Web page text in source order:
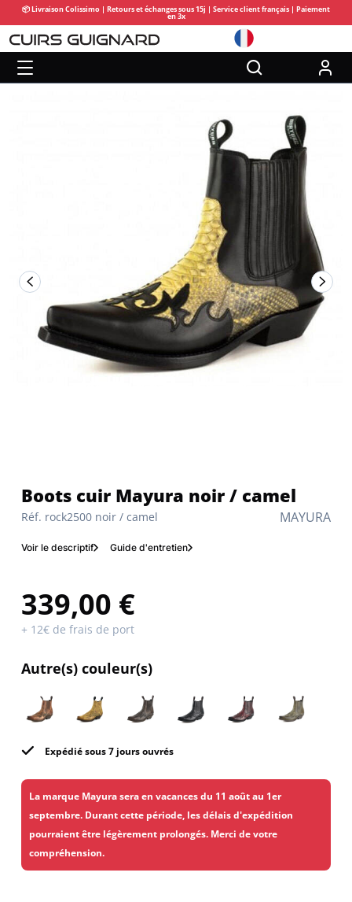
📦 Livraison Colissimo | Retours et échanges sous 15j | Service client français | Paiement
en 3x
MAYURA
Réf. rock2500 noir / camel
Boots cuir Mayura noir / camel
Voir le descriptif Guide d'entretien
339,00 €
+ 12€ de frais de port
Autre(s) couleur(s)
Expédié sous 7 jours ouvrés
La marque Mayura sera en vacances du 11 août au 1er
septembre. Durant cette période, les délais d'expédition
pourraient être légèrement prolongés. Merci de votre
compréhension.